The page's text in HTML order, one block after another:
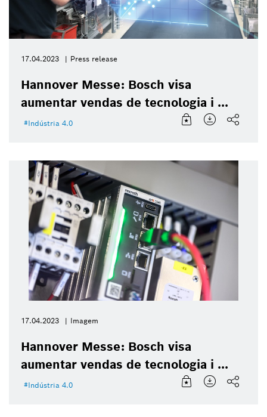
17.04.2023 Press release
Hannover Messe: Bosch visa
aumentar vendas de tecnologia i ...
Indústria 4.0
17.04.2023 Imagem
Hannover Messe: Bosch visa
aumentar vendas de tecnologia i ...
Indústria 4.0